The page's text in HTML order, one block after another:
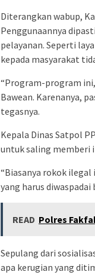
Diterangkan wabup,
Penggunaannya
pelayanan. Seperti
kepada masyarakat
“Program-program
Bawean. Karenanya,
tegasnya.
Kepala Dinas Satpol
untuk saling memberi
“Biasanya rokok
yang harus
READ Polres
Sepulang dari
apa kerugian yang